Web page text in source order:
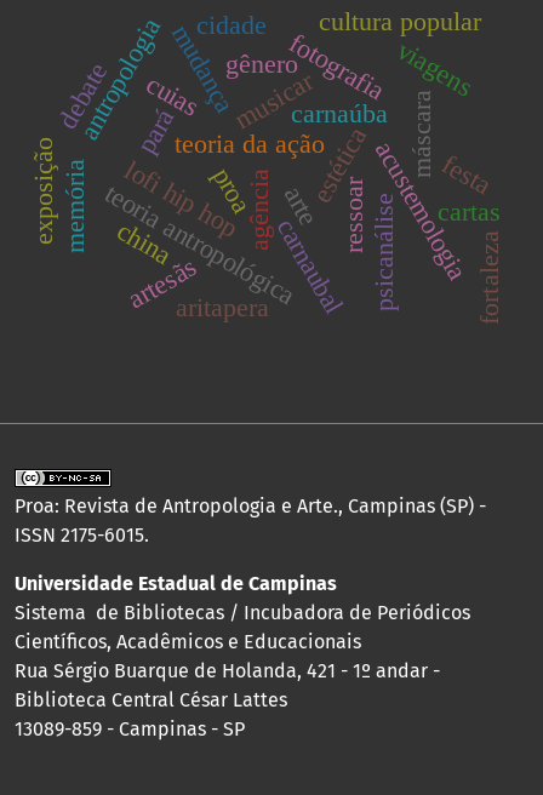
estética
agência
teoria antropológicaarte
teoria da ação
musicar
acustemologia
ressoar
lofi hip hop
carnaubal
carnaúba máscara festa
memória
mudança fotografia
proa
antropologia
pará
cuias
artesãsaritapera
cultura popular
exposição
psicanálise
gênero
cartas
viagens
fortaleza
debate
china
cidade
Proa: Revista de Antropologia e Arte., Campinas (SP) -
ISSN 2175-6015.
Universidade Estadual de Campinas
Sistema de Bibliotecas / Incubadora de Periódicos
Científicos, Acadêmicos e Educacionais
Rua Sérgio Buarque de Holanda, 421 - 1º andar -
Biblioteca Central César Lattes
13089-859 - Campinas - SP